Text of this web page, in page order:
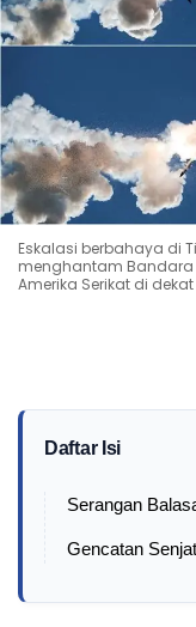
Eskalasi berbahaya di
menghantam
Amerika Serikat di dekat
Daftar Isi
Serangan
Gencatan